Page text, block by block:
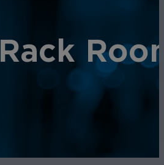
Rack